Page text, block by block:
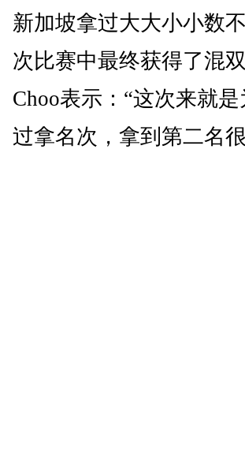
新加坡拿过大大小小数
次比赛中最终获得了混
Choo表示：“这次来就
过拿名次，拿到第二名